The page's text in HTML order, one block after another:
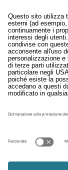
Contatto
EDI
Colofon
Whistleblowing